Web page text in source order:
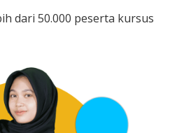
dari 50.000 peserta kursus